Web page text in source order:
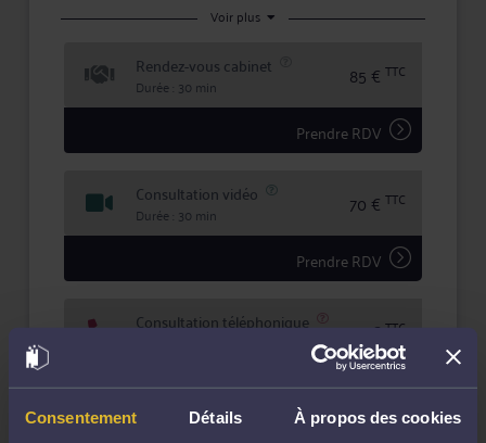
Consentement Détails À propos des cookies
Maître GUESDON accorde une importance toute
faire valoir vos droits en toute confidentialité et
sécurité juridique.
Voir plus
Rendez-vous cabinet
Durée : 30 min 85 € TTC
Prendre RDV
Consultation vidéo
Durée : 30 min 70 € TTC
Prendre RDV
Consultation téléphonique 60 €TTC
Demander un rappel